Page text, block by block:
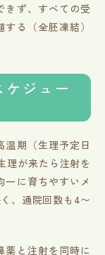
きず、すべての受
る（全胚凍結）
ジュー
温期（生理予定日
理が来たら注射を
に育ちやすいメ
、通院回数も4〜
薬と注射を同時に